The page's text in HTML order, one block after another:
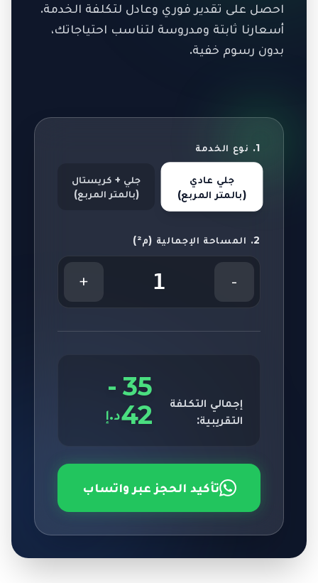
احصل على تقدير فوري وعادل لتكلفة الخدمة.
أسعارنا ثابتة ومدروسة لتناسب احتياجاتك،
بدون رسوم خفية.
1. نوع الخدمة
جلي عادي
(بالمتر المربع)
جلي + كريستال
(بالمتر المربع)
2. المساحة الإجمالية (م²)
-
1
+
إجمالي التكلفة
التقريبية:
35
-
42د.إ
تأكيد الحجز عبر واتساب